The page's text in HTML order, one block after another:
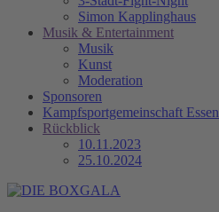
Simon Kapplinghaus
Musik & Entertainment
Musik
Kunst
Moderation
Sponsoren
Kampfsportgemeinschaft Essen
Rückblick
10.11.2023
25.10.2024